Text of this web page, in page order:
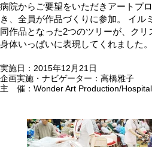
病院からご要望をいただきアートプ
き、全員が作品づくりに参加。 イ
同作品となった2つのツリーが、ク
身体いっぱいに表現してくれました。
実施日：2015年12月21日
企画実施・ナビゲーター：高橋雅子
主 催：Wonder Art Production/